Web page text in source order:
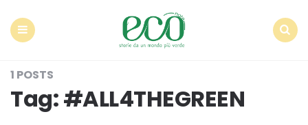
1 POSTS
Tag:#ALL4THEGREEN